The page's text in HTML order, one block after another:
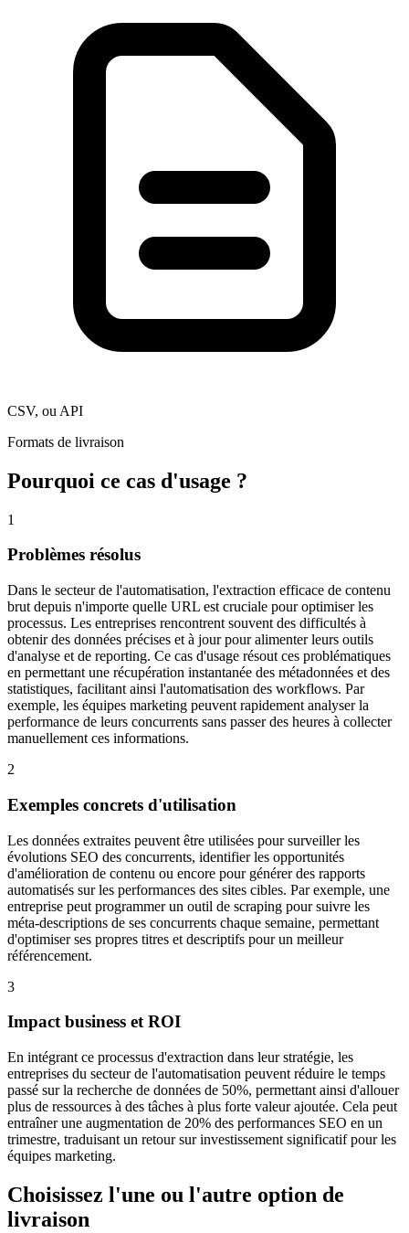
CSV, ou API
Formats de livraison
Pourquoi ce cas d'usage ?
1
Problèmes résolus
Dans le secteur de l'automatisation, l'extraction efficace de contenu
brut depuis n'importe quelle URL est cruciale pour optimiser les
processus. Les entreprises rencontrent souvent des difficultés à
obtenir des données précises et à jour pour alimenter leurs outils
d'analyse et de reporting. Ce cas d'usage résout ces problématiques
en permettant une récupération instantanée des métadonnées et des
statistiques, facilitant ainsi l'automatisation des workflows. Par
exemple, les équipes marketing peuvent rapidement analyser la
performance de leurs concurrents sans passer des heures à collecter
manuellement ces informations.
2
Exemples concrets d'utilisation
Les données extraites peuvent être utilisées pour surveiller les
évolutions SEO des concurrents, identifier les opportunités
d'amélioration de contenu ou encore pour générer des rapports
automatisés sur les performances des sites cibles. Par exemple, une
entreprise peut programmer un outil de scraping pour suivre les
méta-descriptions de ses concurrents chaque semaine, permettant
d'optimiser ses propres titres et descriptifs pour un meilleur
référencement.
3
Impact business et ROI
En intégrant ce processus d'extraction dans leur stratégie, les
entreprises du secteur de l'automatisation peuvent réduire le temps
passé sur la recherche de données de 50%, permettant ainsi d'allouer
plus de ressources à des tâches à plus forte valeur ajoutée. Cela peut
entraîner une augmentation de 20% des performances SEO en un
trimestre, traduisant un retour sur investissement significatif pour les
équipes marketing.
Choisissez l'une ou l'autre option de
livraison